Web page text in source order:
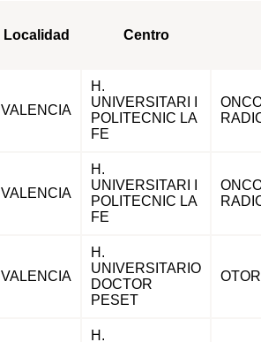
Localidad Centro
VALENCIA
H.
UNIVERSITARI I
POLITECNIC LA
FE
VALENCIA
H.
UNIVERSITARI I
POLITECNIC LA
FE
VALENCIA
H.
UNIVERSITARIO
DOCTOR
PESET
H.